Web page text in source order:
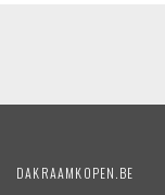
DAKRAAMKOPEN.BE